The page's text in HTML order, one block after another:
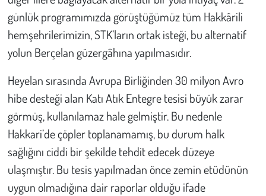
günlük programımızda görüştüğümüz tüm Hakkârili
hemşehrilerimizin, STK’ların ortak isteği, bu alternatif
yolun Berçelan güzergâhına yapılmasıdır.
Heyelan sırasında Avrupa Birliğinden 30 milyon Avro
hibe desteği alan Katı Atık Entegre tesisi büyük zarar
görmüş, kullanılamaz hale gelmiştir. Bu nedenle
Hakkari’de çöpler toplanamamış, bu durum halk
sağlığını ciddi bir şekilde tehdit edecek düzeye
ulaşmıştır. Bu tesis yapılmadan önce zemin etüdünün
uygun olmadığına dair raporlar olduğu ifade